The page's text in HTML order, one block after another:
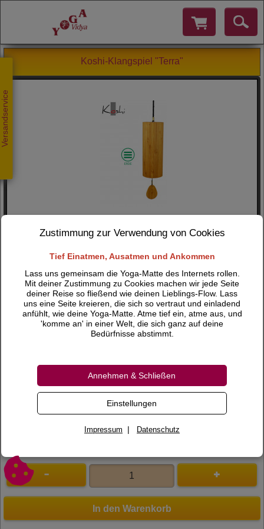
Versandservice
Koshi-Klangspiel "Terra"
Preis 49,00 €
inkl. 19 % MwSt.
Versandkosten
Gewicht 0,16 KG
Bewertungen
0 Bewertungen
In den Warenkorb
Zustimmung zur Verwendung von Cookies
Tief Einatmen, Ausatmen und Ankommen
Lass uns gemeinsam die Yoga-Matte des Internets rollen.
Mit deiner Zustimmung zu Cookies machen wir jede Seite
deiner Reise so fließend wie deinen Lieblings-Flow. Lass
uns eine Seite kreieren, die sich so vertraut und einladend
anfühlt, wie deine Yoga-Matte. Atme tief ein, atme aus, und
'komme an' in einer Welt, die sich ganz auf deine
Bedürfnisse abstimmt.
Annehmen & Schließen
Einstellungen
Impressum | Datenschutz